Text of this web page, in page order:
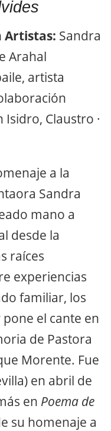
Artistas: Sandra
Arahal
artista
Isidro, Claustro ·
a la
Sandra
mano a
desde la
raíces
experiencias
familiar, los
el cante en
de Pastora
Morente. Fue
en abril de
en Poema de
su homenaje a